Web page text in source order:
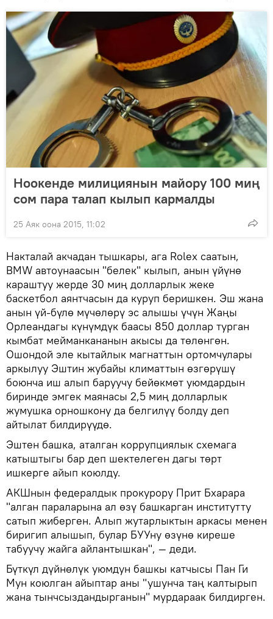
Ноокенде милициянын майору 100 миң
сом пара талап кылып кармалды
25 Аяк оона 2015, 11:02
Накталай акчадан тышкары, ага Rolex саатын,
BMW автоунаасын "белек" кылып, анын үйүнө
караштуу жерде 30 миң долларлык жеке
баскетбол аянтчасын да куруп беришкен. Эш жана
анын үй-бүлө мүчөлөрү эс алышы үчүн Жаңы
Орлеандагы күнүмдүк баасы 850 доллар турган
кымбат мейманкананын акысы да төлөнгөн.
Ошондой эле кытайлык магнаттын ортомчулары
аркылуу Эштин жубайы климаттын өзгөрүшү
боюнча иш алып баруучу бейөкмөт уюмдардын
биринде эмгек маянасы 2,5 миң долларлык
жумушка орношкону да белгилүү болду деп
айтылат билдирүүдө.
Эштен башка, аталган коррупциялык схемага
катыштыгы бар деп шектелеген дагы төрт
ишкерге айып коюлду.
АКШнын федералдык прокурору Прит Бхарара
"алган параларына ал өзү башкарган институтту
сатып жиберген. Алып жутарлыктын аркасы менен
биригип алышып, булар БУУну өзүнө киреше
табуучу жайга айлантышкан", — деди.
Бүткүл дүйнөлүк уюмдун башкы катчысы Пан Ги
Мун коюлган айыптар аны "ушунча таң калтырып
жана тынчсыздандырганын" мурдараак билдирген.